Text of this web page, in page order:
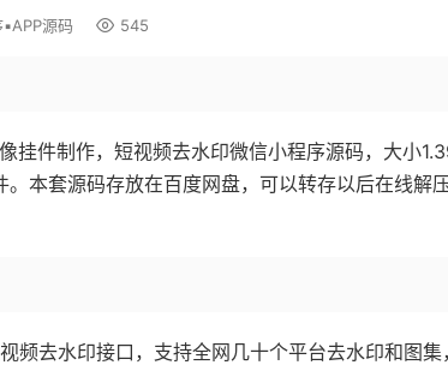
源码 545
挂件制作，短视频去水印微信小程序源码，大小
。本套源码存放在百度网盘，可以转存以后在线解
频去水印接口，支持全网几十个平台去水印和图